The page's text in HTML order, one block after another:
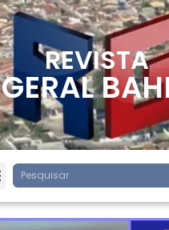
REVISTA
GERAL